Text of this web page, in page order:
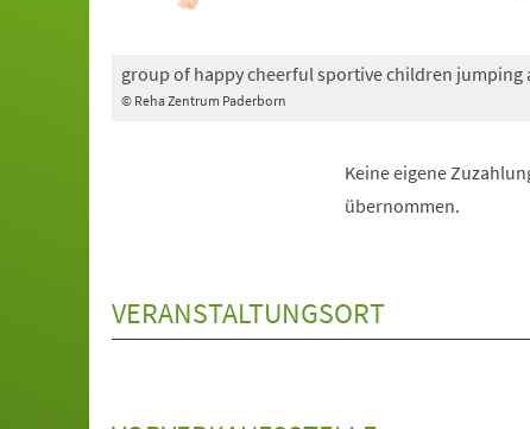
© Reha Zentrum Paderborn
group of happy cheerful sportive children jumping
Keine eigene
übernommen.
VERANSTALTUNGSORT